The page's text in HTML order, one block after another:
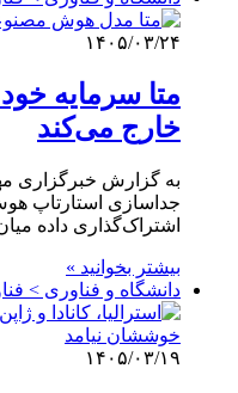
۱۴۰۵/۰۳/۲۴
متا سرمایه
خارج می‌کند
به گزارش خبرگزاری
جداسازی استارتاپ
اشتراک‌گذاری داده
بیشتر بخوانید »
دانشگاه و فناوری >
۱۴۰۵/۰۳/۱۹